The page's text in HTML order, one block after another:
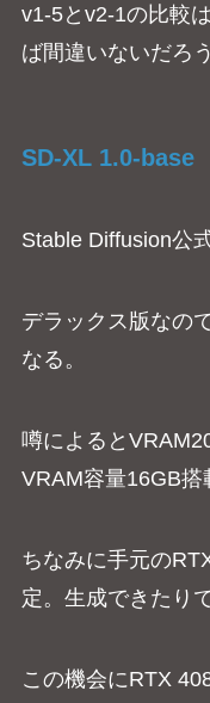
v1-5とv2-1の比較
ば間違いないだろ
SD-XL 1.0-base
Stable Diffusion公
デラックス版なの
なる。
噂によると
VRAM容量16GB搭
ちなみに手元の
定。生成できたり
この機会にRTX